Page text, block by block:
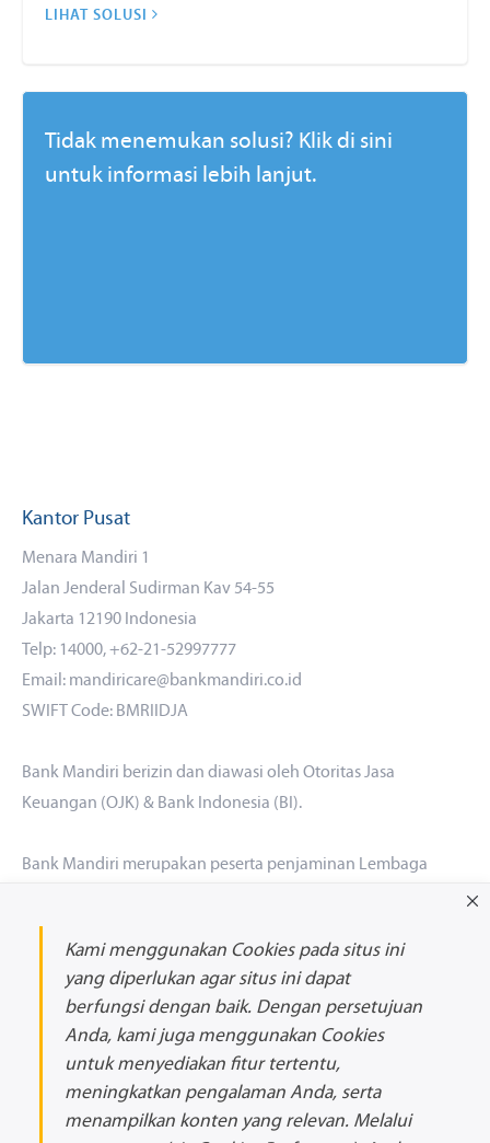
Kami menggunakan Cookies pada situs ini
yang diperlukan agar situs ini dapat
berfungsi dengan baik. Dengan persetujuan
Anda, kami juga menggunakan Cookies
untuk menyediakan fitur tertentu,
meningkatkan pengalaman Anda, serta
menampilkan konten yang relevan. Melalui
LIHAT SOLUSI
Tidak menemukan solusi? Klik di sini
untuk informasi lebih lanjut.
Kantor Pusat
Menara Mandiri 1
Jalan Jenderal Sudirman Kav 54-55
Jakarta 12190 Indonesia
Telp: 14000, +62-21-52997777
Email: mandiricare@bankmandiri.co.id
SWIFT Code: BMRIIDJA
Bank Mandiri berizin dan diawasi oleh Otoritas Jasa
Keuangan (OJK) & Bank Indonesia (BI).
Bank Mandiri merupakan peserta penjaminan Lembaga
dijamin LPS per Nasabah per Bank adalah Rp 2 miliar. Untuk
mengetahui Tingkat Bunga Penjaminan LPS silakan akses
Hubungi Kami
email
facebook